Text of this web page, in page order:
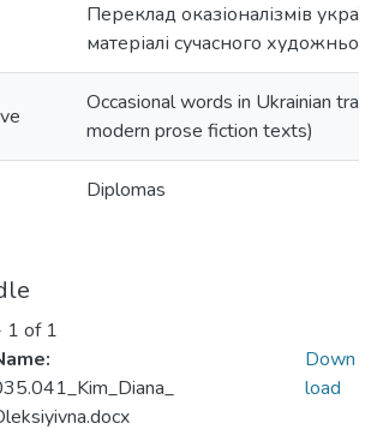
Переклад оказіоналізмів
матеріалі сучасного
Occasional words in Ukrainian
modern prose fiction texts)
Diplomas
1 of 1
Down
load